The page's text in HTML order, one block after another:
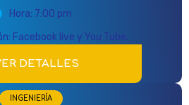
Hora: 7:00 pm
Facebook live y You Tube.
DETALLES
INGENIERÍA